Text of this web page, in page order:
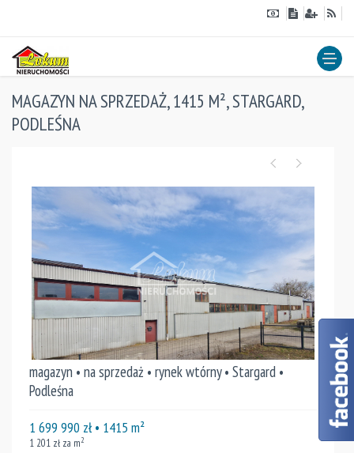
MAGAZYN NA SPRZEDAŻ, 1415 M², STARGARD,
PODLEŚNA
magazyn • na sprzedaż • rynek wtórny • Stargard •
Podleśna
1 699 990 zł• 1415 m²
1 201 zł za m2